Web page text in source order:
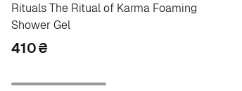
Rituals The Ritual of Karma Foaming
Shower Gel
410₴